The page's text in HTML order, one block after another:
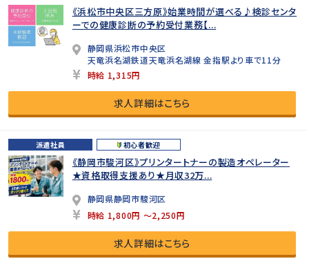
《浜松市中央区三方原》始業時間が選べる♪検診センタ
ーでの健康診断の予約受付業務【...
静岡県浜松市中央区
天竜浜名湖鉄道天竜浜名湖線 金指駅より車で11分
時給 1,315円
求人詳細はこちら
派遣社員 初心者歓迎
《静岡市駿河区》プリンタートナーの製造オペレーター
★資格取得支援あり★月収32万...
静岡県静岡市駿河区
時給 1,800円 ～2,250円
求人詳細はこちら